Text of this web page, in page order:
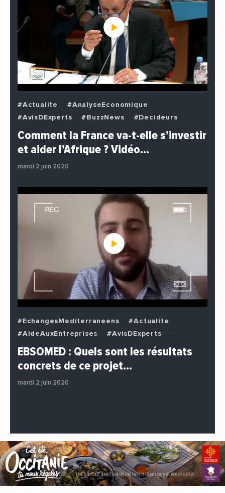
#Actualite
#AnalyseEconomique
#AvisDExperts
#BuzzNews
#Decideurs
#EchangesMediterraneens
#Economie
#Politique
Comment la France va-t-elle s’investir
et aider l’Afrique ? Vidéo…
mardi 2 juin 2020
#EchangesMediterraneens
#Actualite
#AideAuxEntreprises
#AvisDExperts
#BuzzNews
#Decideurs
#Entreprises
#Institutions
EBSOMED : Quels sont les résultats
concrets de ce projet…
mardi 2 juin 2020